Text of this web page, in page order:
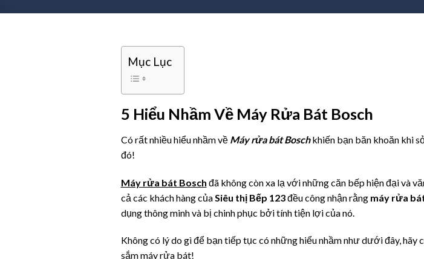
Mục Lục
5 Hiểu Nhầm Về Máy Rửa Bát Bosch
Có rất nhiều hiểu nhầm về Máy rửa bát Boschkhiến bạn băn khoăn khi
đó!
Máy rửa bát Bosch đã không còn xa lạ với những căn bếp hiện đại và
cả các khách hàng của Siêu thị Bếp 123đều công nhận rằng máy rửa
dụng thông minh và bị chinh phục bởi tính tiện lợi của nó.
Không có lý do gì để bạn tiếp tục có những hiểu nhầm như dưới đây, hãy
sắm máy rửa bát!